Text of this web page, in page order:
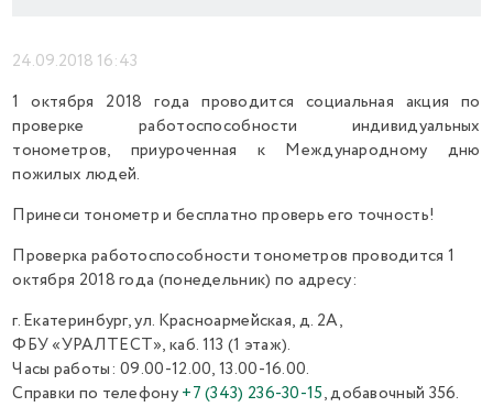
24.09.2018 16:43
1 октября 2018 года проводится социальная акция по
проверке работоспособности индивидуальных
тонометров, приуроченная к Международному дню
пожилых людей.
Принеси тонометр и бесплатно проверь его точность!
Проверка работоспособности тонометров проводится 1
октября 2018 года (понедельник) по адресу:
г. Екатеринбург, ул. Красноармейская, д. 2А,
ФБУ «УРАЛТЕСТ», каб. 113 (1 этаж).
Часы работы: 09.00-12.00, 13.00-16.00.
Справки по телефону+7 (343) 236-30-15, добавочный 356.